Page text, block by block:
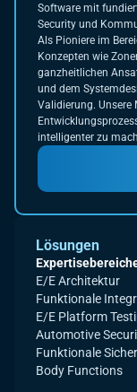
Software mit
Security und
Als Pioniere im
Konzepten wie
ganzheitlichen
und dem
Validierung. Unsere
intelligenter zu
Lösungen
E/E Architektur
Funktionale
E/E Platform
Automotive
Funktionale
Body Functions